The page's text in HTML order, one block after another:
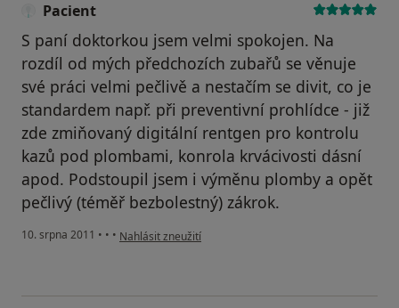
Pacient
S paní doktorkou jsem velmi spokojen. Na
rozdíl od mých předchozích zubařů se věnuje
své práci velmi pečlivě a nestačím se divit, co je
standardem např. při preventivní prohlídce - již
zde zmiňovaný digitální rentgen pro kontrolu
kazů pod plombami, konrola krvácivosti dásní
apod. Podstoupil jsem i výměnu plomby a opět
pečlivý (téměř bezbolestný) zákrok.
10. srpna 2011 • • • podle názoru uživatele Pacient
Nahlásit zneužití